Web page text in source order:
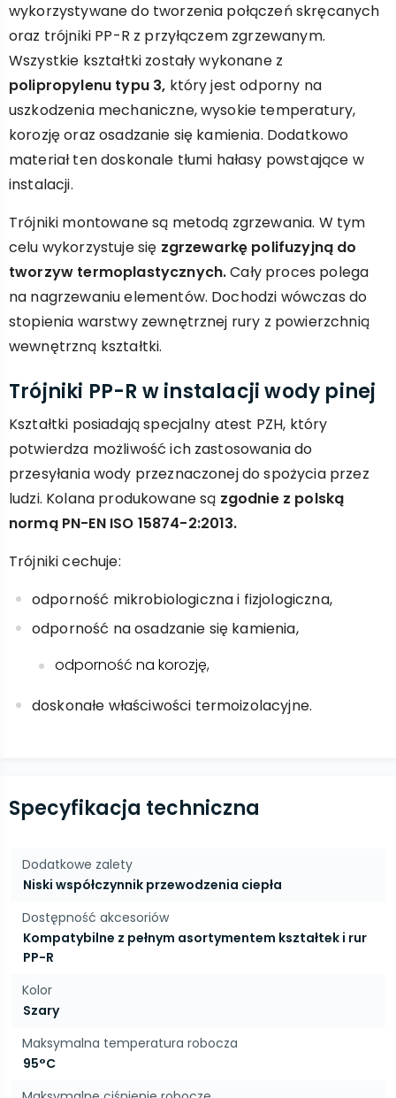
wykorzystywane do tworzenia połączeń skręcanych
oraz trójniki PP-R z przyłączem zgrzewanym.
Wszystkie kształtki zostały wykonane z
polipropylenu typu 3, który jest odporny na
uszkodzenia mechaniczne, wysokie temperatury,
korozję oraz osadzanie się kamienia. Dodatkowo
materiał ten doskonale tłumi hałasy powstające w
instalacji.
Trójniki montowane są metodą zgrzewania. W tym
celu wykorzystuje się zgrzewarkę polifuzyjną do
tworzyw termoplastycznych.Cały proces polega
na nagrzewaniu elementów. Dochodzi wówczas do
stopienia warstwy zewnętrznej rury z powierzchnią
wewnętrzną kształtki.
Trójniki PP-R w instalacji wody pinej
Kształtki posiadają specjalny atest PZH, który
potwierdza możliwość ich zastosowania do
przesyłania wody przeznaczonej do spożycia przez
ludzi. Kolana produkowane są zgodnie z polską
normą PN-EN ISO 15874-2:2013.
Trójniki cechuje:
odporność mikrobiologiczna i fizjologiczna,
odporność na osadzanie się kamienia,
odporność na korozję,
doskonałe właściwości termoizolacyjne.
Specyfikacja techniczna
Dodatkowe zalety
Niski współczynnik przewodzenia ciepła
Dostępność akcesoriów
Kompatybilne z pełnym asortymentem kształtek i rur
PP-R
Kolor
Szary
Maksymalna temperatura robocza
95°C